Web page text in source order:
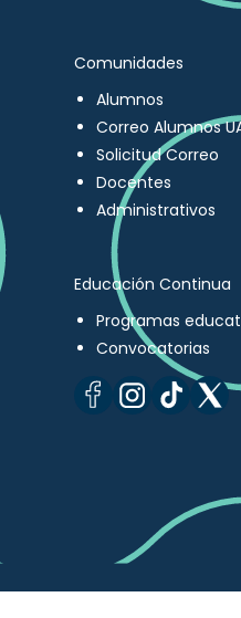
Comunidades
Alumnos
Correo Alumnos
Solicitud Correo
Docentes
Administrativos
Educación Continua
Programas
Convocatorias